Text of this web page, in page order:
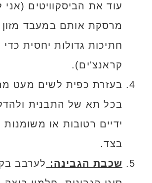
עוד את הביסקוויטים
מרסקת אותם במעבד מזון
חתיכות גדולות יחסית כדי
קראנצ'ים).
בעזרת כפית לשים מעט
בכל תא של התבנית
ידיים רטובות או
בצד.
שכבת הגבינה: לערבב